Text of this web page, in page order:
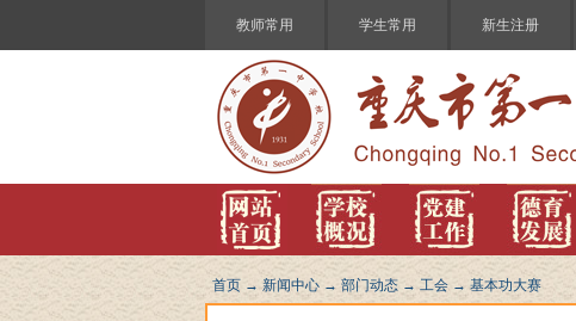
教师常用 学生常用 新生注册
首页 →新闻中心 → 部门动态 →工会 → 基本功大赛